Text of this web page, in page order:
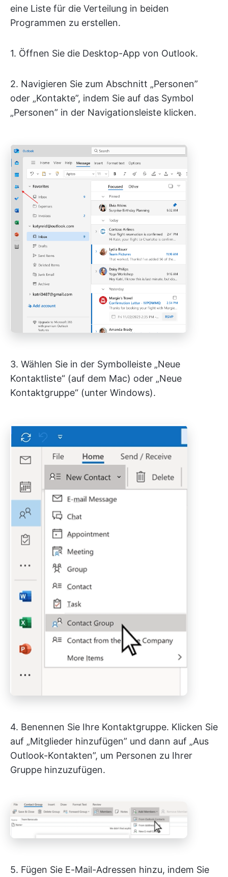
eine Liste für die Verteilung in beiden
Programmen zu erstellen.
1. Öffnen Sie die Desktop-App von Outlook.
2. Navigieren Sie zum Abschnitt „Personen”
oder „Kontakte”, indem Sie auf das Symbol
„Personen” in der Navigationsleiste klicken.
3. Wählen Sie in der Symbolleiste „Neue
Kontaktliste“ (auf dem Mac) oder „Neue
Kontaktgruppe“ (unter Windows).
4. Benennen Sie Ihre Kontaktgruppe. Klicken Sie
auf „Mitglieder hinzufügen” und dann auf „Aus
Outlook-Kontakten”, um Personen zu Ihrer
Gruppe hinzuzufügen.
5. Fügen Sie E-Mail-Adressen hinzu, indem Sie